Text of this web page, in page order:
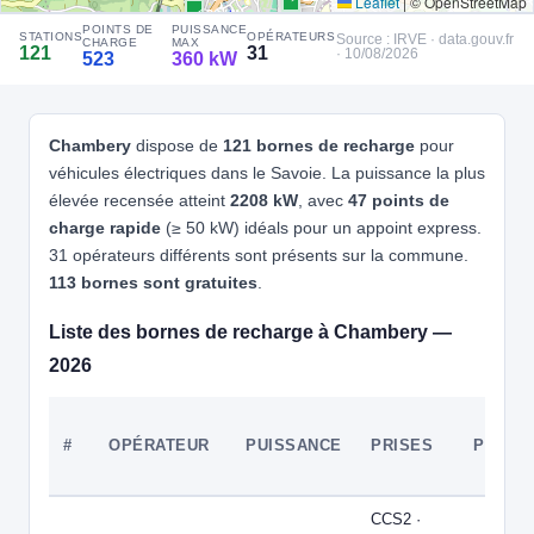
4 NEXTENEO
Scantech Immo SCI
⚡ 22 kW CCS2 · CHAdeMO · Type 2 · EF 4 PDC
🅿️ Parking réservé clientèle Recharge gratuite
CB acceptée
Réservable
🏍️ 2 roues
🧭 S'y rendre
NEXTENEO
Sirius
⚡ 22 kW CCS2 · CHAdeMO · Type 2 · EF 6 PDC
🅿️ Parking réservé clientèle
📍 Chemin de Charrière Neuve, Chambéry 73000 France
⚡ 22 kW
STATIONS
121
POINTS DE
CHARGE
523
PUISSANCE
MAX
360 kW
OPÉRATEURS
31
Source : IRVE · data.gouv.fr
· 10/08/2026
Chambery dispose de 121 bornes de recharge pour
véhicules électriques dans le Savoie. La puissance la plus
élevée recensée atteint 2208 kW , avec 47 points de
charge rapide (≥ 50 kW) idéals pour un appoint express.
31 opérateurs différents sont présents sur la commune.
113 bornes sont gratuites
Liste des bornes de recharge à Chambery —
2026
# OPÉRATEUR PUISSANCE PRISES PDC
CCS2 ·